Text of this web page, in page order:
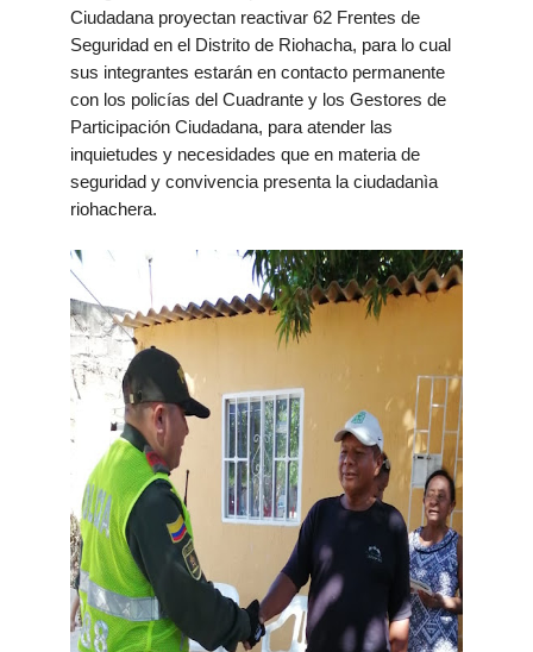
Ciudadana proyectan reactivar 62 Frentes de
Seguridad en el Distrito de Riohacha, para lo cual
sus integrantes estarán en contacto permanente
con los policías del Cuadrante y los Gestores de
Participación Ciudadana, para atender las
inquietudes y necesidades que en materia de
seguridad y convivencia presenta la ciudadanìa
riohachera.